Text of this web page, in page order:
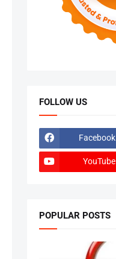
FOLLOW US
Facebook
YouTube
POPULAR POSTS